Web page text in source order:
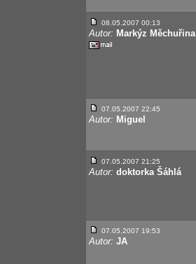
08.05.2007 00:13
Autor: Markýz Měchuřina
07.05.2007 22:45
Autor: Miguel
07.05.2007 21:25
Autor: doktorka Šáhlá
07.05.2007 19:53
Autor: JA